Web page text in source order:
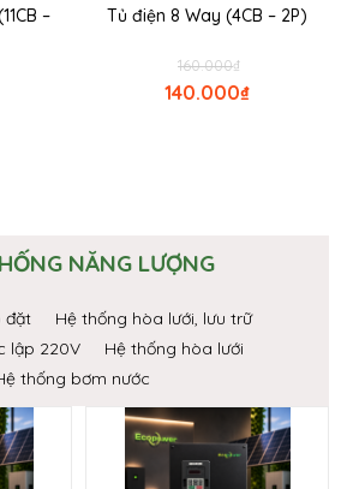
–
Tủ điện 8 Way (4CB – 2P)
₫
160.000
₫
140.000
NĂNG LƯỢNG
đặt
Hệ thống hòa lưới, lưu trữ
lập 220V
Hệ thống hòa lưới
thống bơm nước